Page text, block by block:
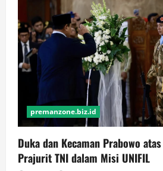
Dalam
Negosiasi
untuk
Mendatangkan
Diego
Simeone
premanzone.biz.id
Duka dan Kecaman Prabowo
Prajurit TNI dalam Misi UNIFIL